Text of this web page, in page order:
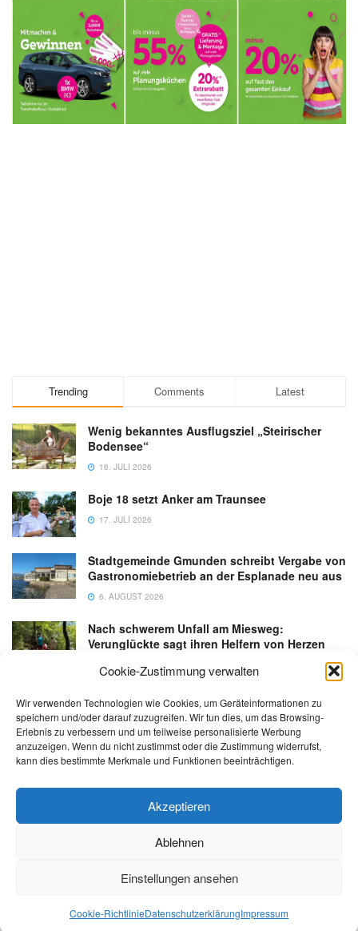
Cookie-Zustimmung verwalten
Wir verwenden Technologien wie Cookies, um Geräteinformationen zu
speichern und/oder darauf zuzugreifen. Wir tun dies, um das Browsing-
Erlebnis zu verbessern und um teilweise personalisierte Werbung
anzuzeigen. Wenn du nicht zustimmst oder die Zustimmung widerrufst,
kann dies bestimmte Merkmale und Funktionen beeinträchtigen.
Akzeptieren
Ablehnen
Einstellungen ansehen
Cookie-RichtlinieDatenschutzerklärungImpressum
Trending Comments Latest
Wenig bekanntes Ausflugsziel „Steirischer
Bodensee“
16. JULI 2026
Boje 18 setzt Anker am Traunsee
17. JULI 2026
Stadtgemeinde Gmunden schreibt Vergabe von
Gastronomiebetrieb an der Esplanade neu aus
6. AUGUST 2026
Nach schwerem Unfall am Miesweg:
Verunglückte sagt ihren Helfern von Herzen